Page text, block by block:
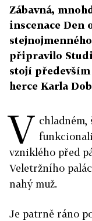
Zábavná,
inscenace Den
připravilo
stojí
herce Karla
V chladném,
vzniklého před
Veletržního
nahý muž.
Je patrně ráno